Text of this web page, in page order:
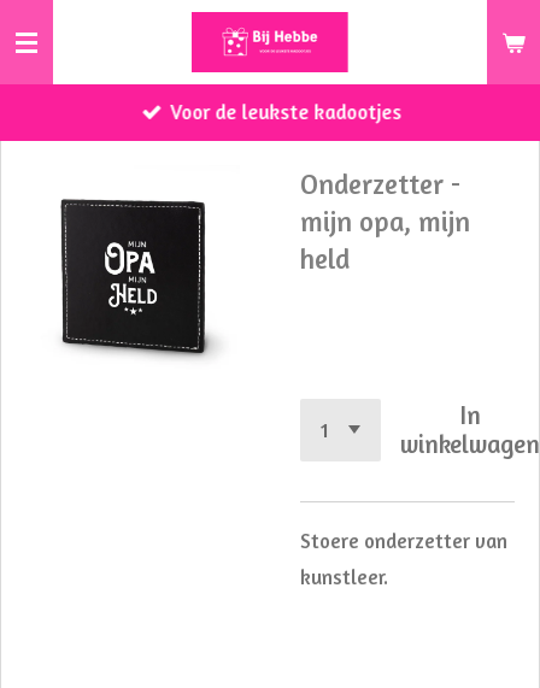
Ga
de
Voor de leukste kadootjes
Onderzetter -
mijn opa, mijn
held
In
winkelwagen
Stoere onderzetter van
kunstleer.